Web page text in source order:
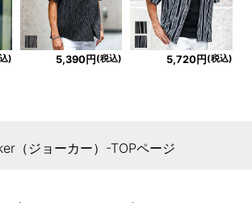
) 5,390円 (税込) 5,720円 (税込)
（ジョーカー）-TOPページ